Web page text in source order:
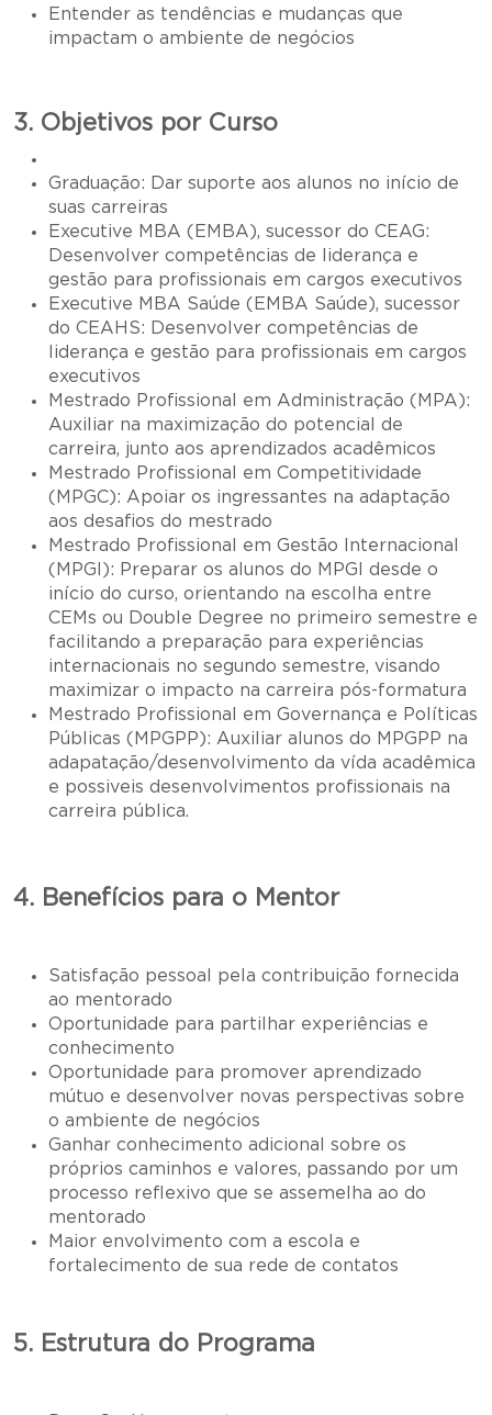
Entender as tendências e mudanças que
impactam o ambiente de negócios
3. Objetivos por Curso
Graduação: Dar suporte aos alunos no início de
suas carreiras
Executive MBA (EMBA), sucessor do CEAG:
Desenvolver competências de liderança e
gestão para profissionais em cargos executivos
Executive MBA Saúde (EMBA Saúde), sucessor
do CEAHS: Desenvolver competências de
liderança e gestão para profissionais em cargos
executivos
Mestrado Profissional em Administração (MPA):
Auxiliar na maximização do potencial de
carreira, junto aos aprendizados acadêmicos
Mestrado Profissional em Competitividade
(MPGC): Apoiar os ingressantes na adaptação
aos desafios do mestrado
Mestrado Profissional em Gestão Internacional
(MPGI): Preparar os alunos do MPGI desde o
início do curso, orientando na escolha entre
CEMs ou Double Degree no primeiro semestre e
facilitando a preparação para experiências
internacionais no segundo semestre, visando
maximizar o impacto na carreira pós-formatura
Mestrado Profissional em Governança e Políticas
Públicas (MPGPP): Auxiliar alunos do MPGPP na
adapatação/desenvolvimento da vída acadêmica
e possiveis desenvolvimentos profissionais na
carreira pública.
4. Benefícios para o Mentor
Satisfação pessoal pela contribuição fornecida
ao mentorado
Oportunidade para partilhar experiências e
conhecimento
Oportunidade para promover aprendizado
mútuo e desenvolver novas perspectivas sobre
o ambiente de negócios
Ganhar conhecimento adicional sobre os
próprios caminhos e valores, passando por um
processo reflexivo que se assemelha ao do
mentorado
Maior envolvimento com a escola e
fortalecimento de sua rede de contatos
5. Estrutura do Programa